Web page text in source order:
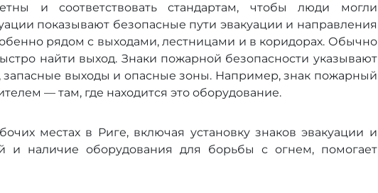
и соответствовать стандартам, чтобы люди могли
показывают безопасные пути эвакуации и направления
рядом с выходами, лестницами и в коридорах. Обычно
найти выход. Знаки пожарной безопасности указывают
выходы и опасные зоны. Например, знак пожарный
— там, где находится это оборудование.
местах в Риге, включая установку знаков эвакуации и
и наличие оборудования для борьбы с огнем, помогает